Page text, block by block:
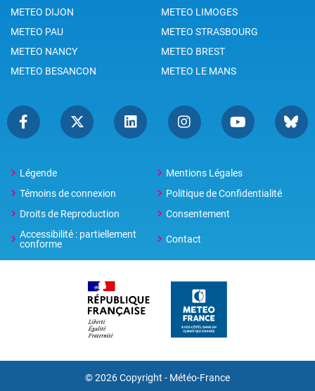
METEO DIJON
METEO LIMOGES
METEO PAU
METEO STRASBOURG
METEO NANCY
METEO BREST
METEO BESANCON
METEO LE MANS
Légende
Mentions Légales
Témoins de connexion
Politique de Confidentialité
Droits de Reproduction
Consentement
Accessibilité : partiellement
conforme
Contact
© 2026 Copyright - Météo-France